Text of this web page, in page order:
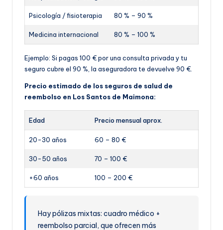
Psicología / fisioterapia 80 % – 90 %
Medicina internacional 80 % – 100 %
Ejemplo: Si pagas 100 € por una consulta privada y tu
seguro cubre el 90 %, la aseguradora te devuelve 90 €.
Precio estimado de los seguros de salud de
reembolso en Los Santos de Maimona:
Edad Precio mensual aprox.
20-30 años 60 – 80 €
30-50 años 70 – 100 €
+60 años 100 – 200 €
Hay pólizas mixtas: cuadro médico +
reembolso parcial, que ofrecen más